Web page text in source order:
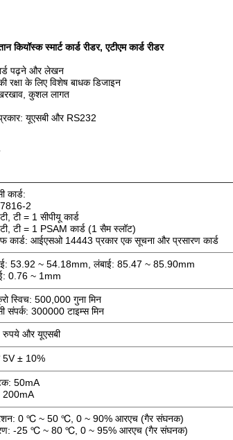
कियॉस्क स्मार्ट कार्ड रीडर, एटीएम कार्ड रीडर
पढ़ने और लेखन
रक्षा के लिए विशेष बाधक डिजाइन
कुशल लागत
यूएसबी और RS232
कार्ड:
2
टी = 1 सीपीयू कार्ड
टी = 1 PSAM कार्ड (1 सैम स्लॉट)
कार्ड: आईएसओ 14443 प्रकार एक सूचना और प्रसारण कार्ड
53.92 ~ 54.18mm, लंबाई: 85.47 ~ 85.90mm
0.76 ~ 1mm
स्विच: 500,000 गुना मिन
संपर्क: 300000 टाइम्स मिन
रुपये और यूएसबी
5V ± 10%
50mA
200mA
0 ℃ ~ 50 ℃, 0 ~ 90% आरएच (गैर संघनक)
-25 ℃ ~ 80 ℃, 0 ~ 95% आरएच (गैर संघनक)